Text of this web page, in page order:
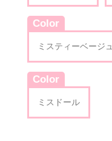
Color
ミスティーベージュ
Color
ミスドール